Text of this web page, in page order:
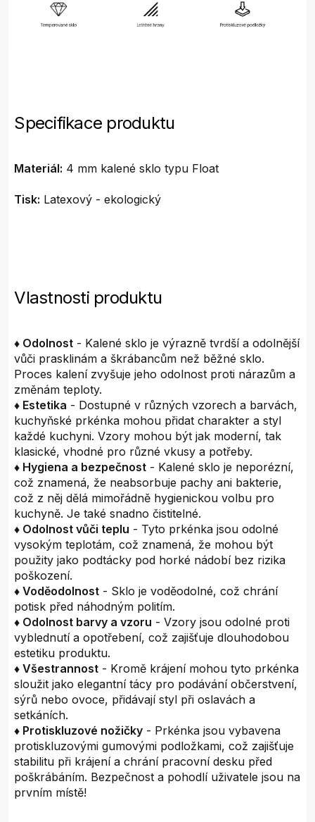
Specifikace produktu
Materiál: 4 mm kalené sklo typu Float
Tisk: Latexový - ekologický
Vlastnosti produktu
♦ Odolnost - Kalené sklo je výrazně tvrdší a odolnější
vůči prasklinám a škrábancům než běžné sklo.
Proces kalení zvyšuje jeho odolnost proti nárazům a
změnám teploty.
♦ Estetika - Dostupné v různých vzorech a barvách,
kuchyňské prkénka mohou přidat charakter a styl
každé kuchyni. Vzory mohou být jak moderní, tak
klasické, vhodné pro různé vkusy a potřeby.
♦ Hygiena a bezpečnost - Kalené sklo je neporézní,
což znamená, že neabsorbuje pachy ani bakterie,
což z něj dělá mimořádně hygienickou volbu pro
kuchyně. Je také snadno čistitelné.
♦ Odolnost vůči teplu - Tyto prkénka jsou odolné
vysokým teplotám, což znamená, že mohou být
použity jako podtácky pod horké nádobí bez rizika
poškození.
♦ Voděodolnost - Sklo je voděodolné, což chrání
potisk před náhodným politím.
♦ Odolnost barvy a vzoru - Vzory jsou odolné proti
vyblednutí a opotřebení, což zajišťuje dlouhodobou
estetiku produktu.
♦ Všestrannost - Kromě krájení mohou tyto prkénka
sloužit jako elegantní tácy pro podávání občerstvení,
sýrů nebo ovoce, přidávají styl při oslavách a
setkáních.
♦ Protiskluzové nožičky - Prkénka jsou vybavena
protiskluzovými gumovými podložkami, což zajišťuje
stabilitu při krájení a chrání pracovní desku před
poškrábáním. Bezpečnost a pohodlí uživatele jsou na
prvním místě!